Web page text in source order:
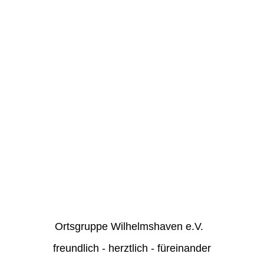
Ortsgruppe Wilhelmshaven e.V.
freundlich - herztlich - füreinander